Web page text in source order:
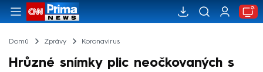
Domů Zprávy Koronavirus
Hrůzné snímky plic neočkovaných s